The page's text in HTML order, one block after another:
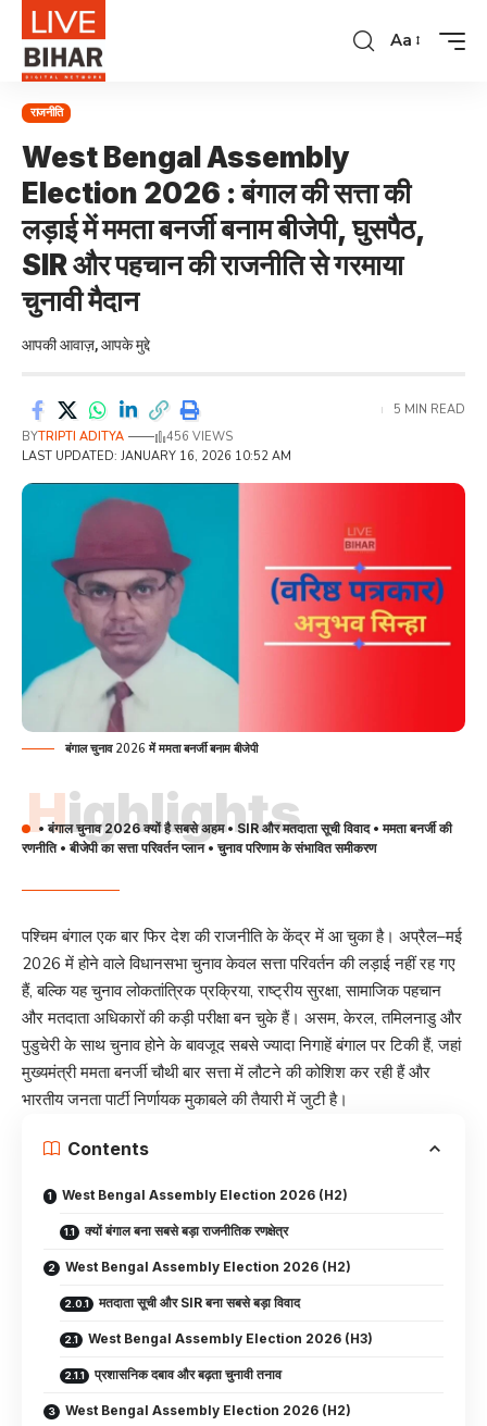
Aa
राजनीति
West Bengal Assembly
Election 2026 : बंगाल की सत्ता की
लड़ाई में ममता बनर्जी बनाम बीजेपी, घुसपैठ,
SIR और पहचान की राजनीति से गरमाया
चुनावी मैदान
आपकी आवाज़, आपके मुद्दे
LAST UPDATED: JANUARY 16, 2026 10:52 AM
BYTRIPTI ADITYA 456 VIEWS
5 MIN READ
बंगाल चुनाव 2026 में ममता बनर्जी बनाम बीजेपी
Highlights
• बंगाल चुनाव 2026 क्यों है सबसे अहम • SIR और मतदाता सूची विवाद • ममता बनर्जी की
रणनीति • बीजेपी का सत्ता परिवर्तन प्लान • चुनाव परिणाम के संभावित समीकरण
पश्चिम बंगाल एक बार फिर देश की राजनीति के केंद्र में आ चुका है। अप्रैल–मई
2026 में होने वाले विधानसभा चुनाव केवल सत्ता परिवर्तन की लड़ाई नहीं रह गए
हैं, बल्कि यह चुनाव लोकतांत्रिक प्रक्रिया, राष्ट्रीय सुरक्षा, सामाजिक पहचान
और मतदाता अधिकारों की कड़ी परीक्षा बन चुके हैं। असम, केरल, तमिलनाडु और
पुडुचेरी के साथ चुनाव होने के बावजूद सबसे ज्यादा निगाहें बंगाल पर टिकी हैं, जहां
मुख्यमंत्री ममता बनर्जी चौथी बार सत्ता में लौटने की कोशिश कर रही हैं और
भारतीय जनता पार्टी निर्णायक मुकाबले की तैयारी में जुटी है।
Contents
West Bengal Assembly Election 2026 (H2)
क्यों बंगाल बना सबसे बड़ा राजनीतिक रणक्षेत्र
West Bengal Assembly Election 2026 (H2)
मतदाता सूची और SIR बना सबसे बड़ा विवाद
West Bengal Assembly Election 2026 (H3)
प्रशासनिक दबाव और बढ़ता चुनावी तनाव
West Bengal Assembly Election 2026 (H2)